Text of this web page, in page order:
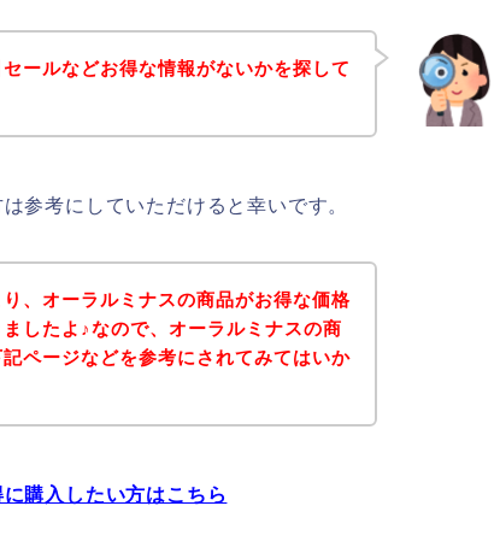
ールなどお得な情報がないかを探して
参考にしていただけると幸いです。
、オーラルミナスの商品がお得な価格
したよ♪なので、オーラルミナスの商
ページなどを参考にされてみてはいか
購入したい方はこちら